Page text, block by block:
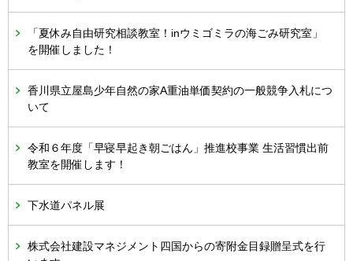
「夏休み自由研究相談教室！inウミゴミラの海ごみ研究室」
を開催しました！
香川県立屋島少年自然の家A重油単価契約の一般競争入札につ
いて
令和６年度「早寝早起き朝ごはん」推進校事業 生活習慣出前
教室を開催します！
下水道パネル展
株式会社建設マネジメント四国からの寄附金目録贈呈式を行